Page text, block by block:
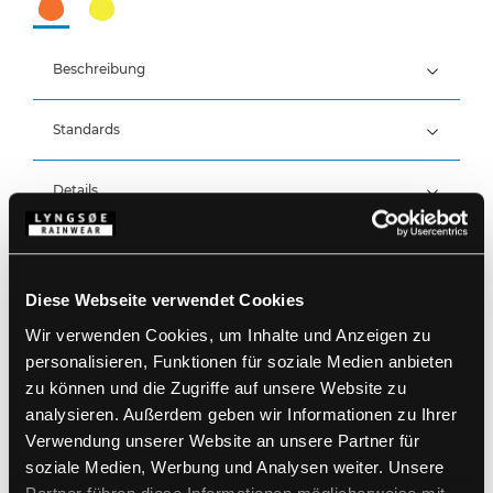
Diese Webseite verwendet Cookies
Wir verwenden Cookies, um Inhalte und Anzeigen zu
personalisieren, Funktionen für soziale Medien anbieten
zu können und die Zugriffe auf unsere Website zu
analysieren. Außerdem geben wir Informationen zu Ihrer
Verwendung unserer Website an unsere Partner für
soziale Medien, Werbung und Analysen weiter. Unsere
Beschreibung
100% Polyester, PU-Beschichtung, 210 g/m²
Wind- und wasserdicht
Wasserdicht: >20.000 MM
Standards
Details
Produktdaten
EAN: 5708217001302
Größentabelle
Waschanleitung
Pflegehinweise
PRODUKTBLATT HERUNTERLADEN